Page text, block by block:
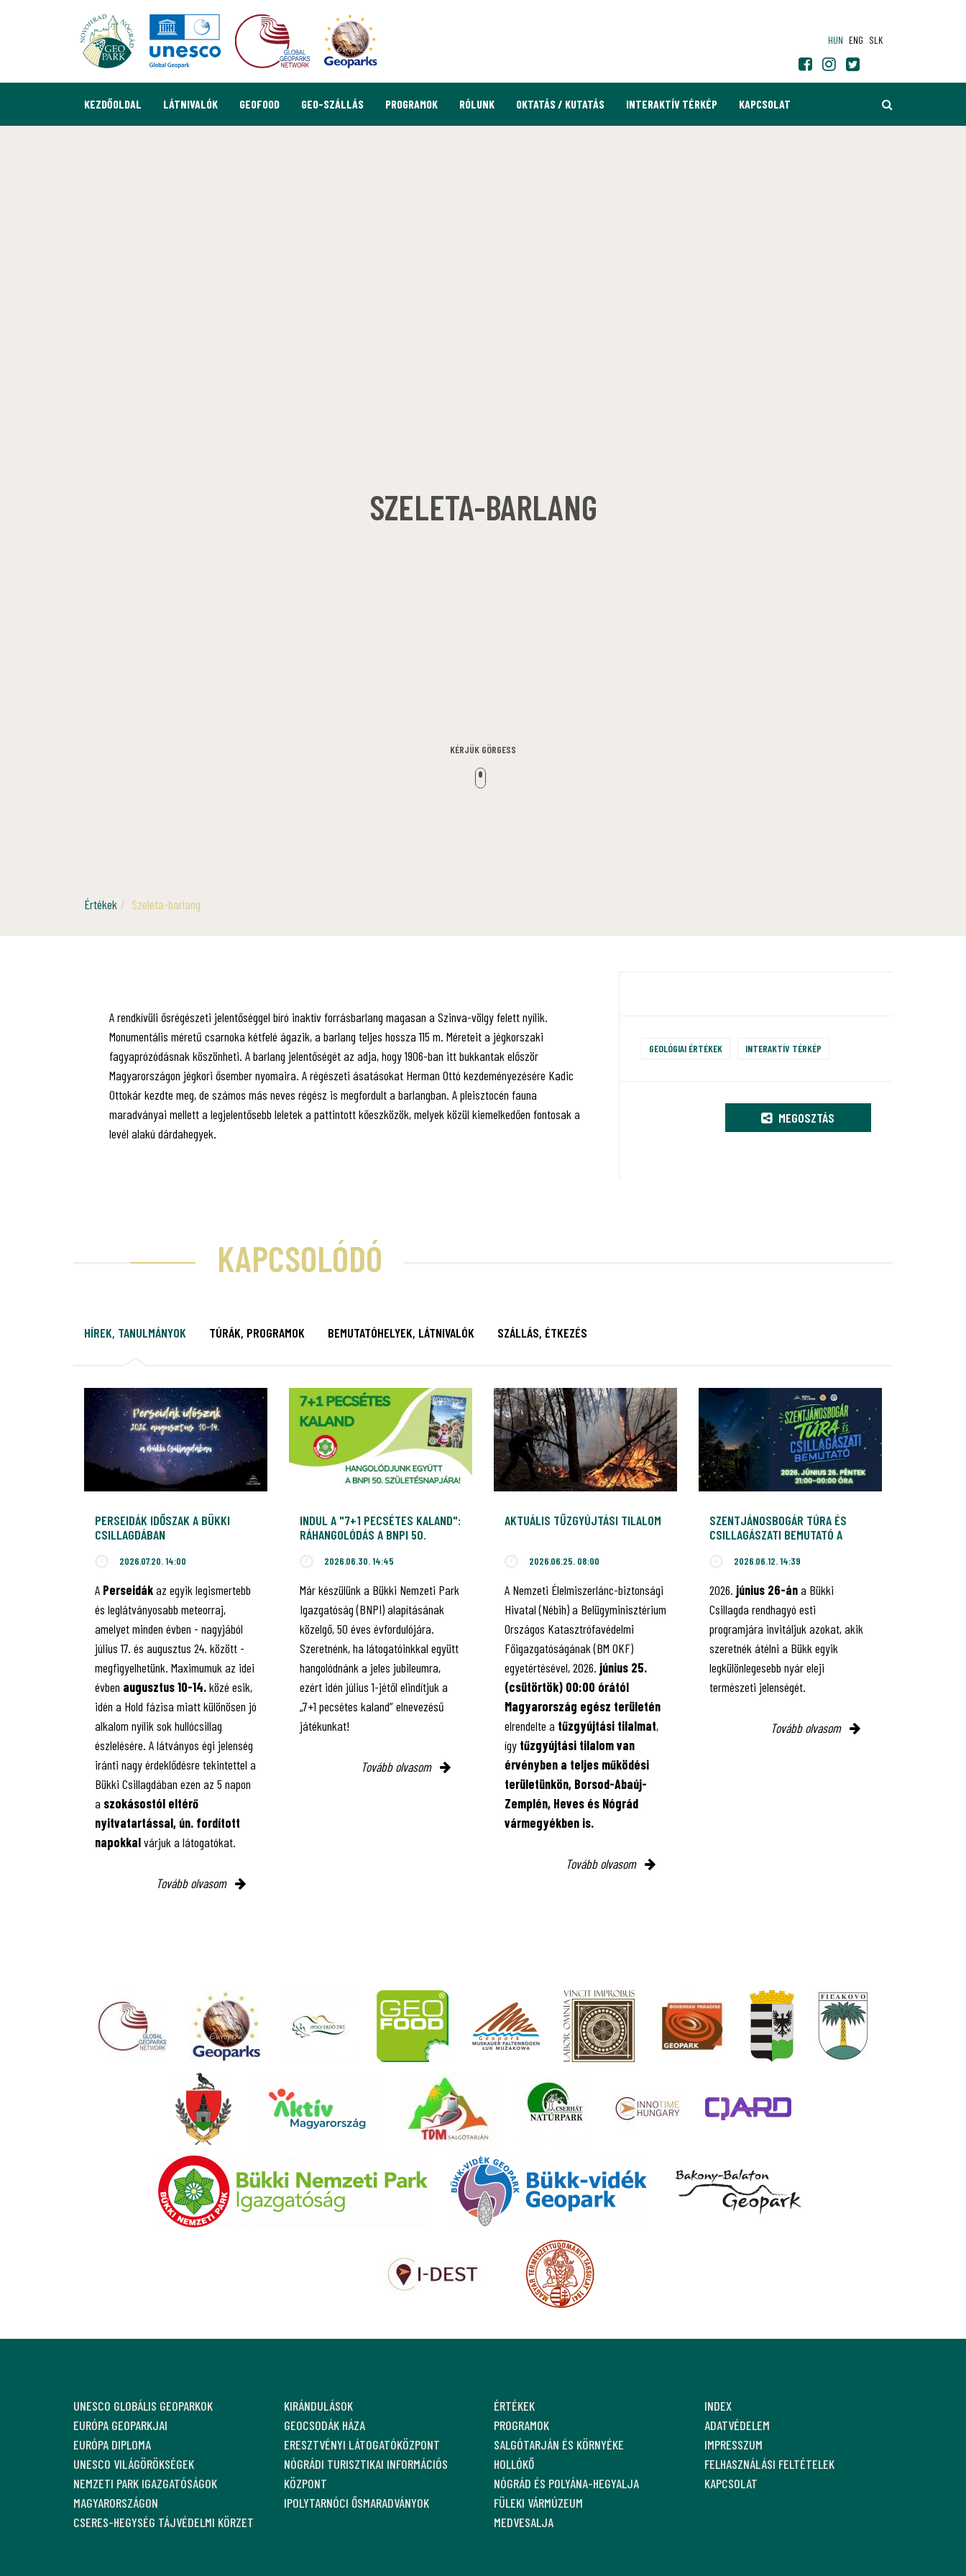
HUN ENG SLK
KEZDŐOLDAL LÁTNIVALÓK GEOFOOD GEO-SZÁLLÁS PROGRAMOK RÓLUNK OKTATÁS / KUTATÁS INTERAKTÍV TÉRKÉP KAPCSOLAT
SZELETA-BARLANG
KÉRJÜK GÖRGESS
Értékek Szeleta-barlang
A rendkívüli ősrégészeti jelentőséggel bíró inaktív forrásbarlang magasan a Szinva-völgy felett nyílik.
Monumentális méretű csarnoka kétfelé ágazik, a barlang teljes hossza 115 m. Méreteit a jégkorszaki
fagyaprózódásnak köszönheti. A barlang jelentőségét az adja, hogy 1906-ban itt bukkantak először
Magyarországon jégkori ősember nyomaira. A régészeti ásatásokat Herman Ottó kezdeményezésére Kadic
Ottokár kezdte meg, de számos más neves régész is megfordult a barlangban. A pleisztocén fauna
maradványai mellett a legjelentősebb leletek a pattintott kőeszközök, melyek közül kiemelkedően fontosak a
levél alakú dárdahegyek.
GEOLÓGIAI ÉRTÉKEK INTERAKTÍV TÉRKÉP
MEGOSZTÁS
KAPCSOLÓDÓ
HÍREK, TANULMÁNYOK TÚRÁK, PROGRAMOK BEMUTATÓHELYEK, LÁTNIVALÓK SZÁLLÁS, ÉTKEZÉS
PERSEIDÁK IDŐSZAK A BÜKKI
CSILLAGDÁBAN
2026.07.20. 14:00
A Perseidákaz egyik legismertebb
és leglátványosabb meteorraj,
amelyet minden évben - nagyjából
július 17. és augusztus 24. között -
megfigyelhetünk. Maximumuk az idei
évben augusztus 10-14.közé esik,
idén a Hold fázisa miatt különösen jó
alkalom nyílik sok hullócsillag
észlelésére. A látványos égi jelenség
iránti nagy érdeklődésre tekintettel a
Bükki Csillagdában ezen az 5 napon
a szokásostól eltérő
nyitvatartással, ún. fordított
napokkalvárjuk a látogatókat.
Tovább olvasom
INDUL A "7+1 PECSÉTES KALAND":
RÁHANGOLÓDÁS A BNPI 50.
2026.06.30. 14:45
Már készülünk a Bükki Nemzeti Park
Igazgatóság (BNPI) alapításának
közelgő, 50 éves évfordulójára.
Szeretnénk, ha látogatóinkkal együtt
hangolódnánk a jeles jubileumra,
ezért idén július 1-jétől elindítjuk a
„7+1 pecsétes kaland” elnevezésű
játékunkat!
Tovább olvasom
AKTUÁLIS TŰZGYÚJTÁSI TILALOM
2026.06.25. 08:00
A Nemzeti Élelmiszerlánc-biztonsági
Hivatal (Nébih) a Belügyminisztérium
Országos Katasztrófavédelmi
Főigazgatóságának (BM OKF)
egyetértésével, 2026. június 25.
(csütörtök) 00:00 órától
Magyarország egész területén
elrendelte a tűzgyújtási tilalmat,
így tűzgyújtási tilalom van
érvényben a teljes működési
területünkön, Borsod-Abaúj-
Zemplén, Heves és Nógrád
vármegyékben is.
Tovább olvasom
SZENTJÁNOSBOGÁR TÚRA ÉS
CSILLAGÁSZATI BEMUTATÓ A
2026.06.12. 14:39
2026. június 26-ána Bükki
Csillagda rendhagyó esti
programjára invitáljuk azokat, akik
szeretnék átélni a Bükk egyik
legkülönlegesebb nyár eleji
természeti jelenségét.
Tovább olvasom
UNESCO GLOBÁLIS GEOPARKOK
EURÓPA GEOPARKJAI
EURÓPA DIPLOMA
UNESCO VILÁGÖRÖKSÉGEK
NEMZETI PARK IGAZGATÓSÁGOK
MAGYARORSZÁGON
CSERES-HEGYSÉG TÁJVÉDELMI KÖRZET
KIRÁNDULÁSOK
GEOCSODÁK HÁZA
ERESZTVÉNYI LÁTOGATÓKÖZPONT
NÓGRÁDI TURISZTIKAI INFORMÁCIÓS
KÖZPONT
IPOLYTARNÓCI ŐSMARADVÁNYOK
ÉRTÉKEK
PROGRAMOK
SALGÓTARJÁN ÉS KÖRNYÉKE
HOLLÓKŐ
NÓGRÁD ÉS POLYÁNA-HEGYALJA
FÜLEKI VÁRMÚZEUM
MEDVESALJA
INDEX
ADATVÉDELEM
IMPRESSZUM
FELHASZNÁLÁSI FELTÉTELEK
KAPCSOLAT